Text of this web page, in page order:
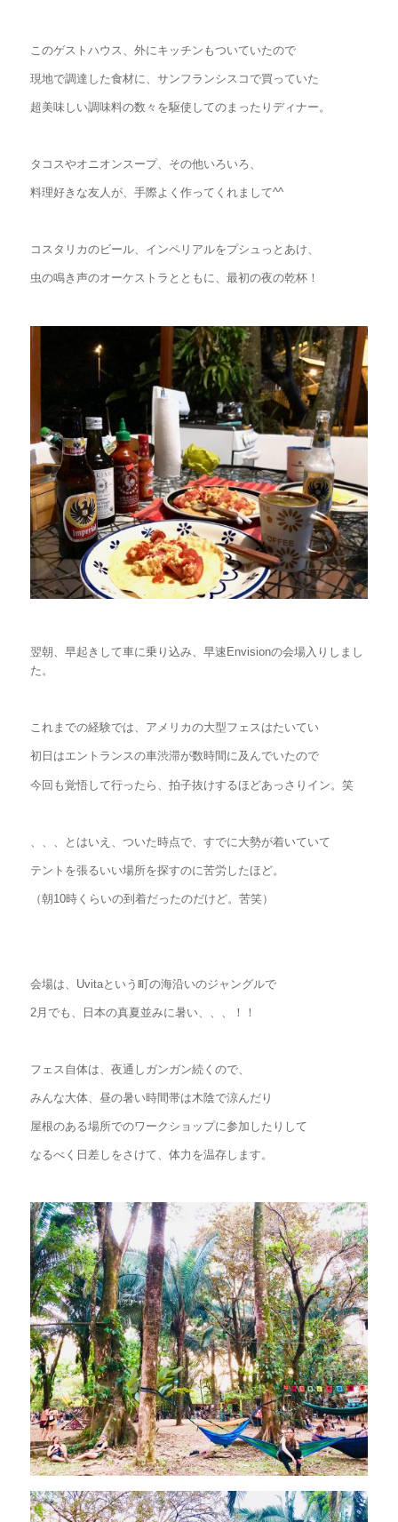
このゲストハウス、外にキッチンもついていたので
現地で調達した食材に、サンフランシスコで買っていた
超美味しい調味料の数々を駆使してのまったりディナー。
タコスやオニオンスープ、その他いろいろ、
料理好きな友人が、手際よく作ってくれまして^^
コスタリカのビール、インペリアルをプシュっとあけ、
虫の鳴き声のオーケストラとともに、最初の夜の乾杯！
翌朝、早起きして車に乗り込み、早速Envisionの会場入りしまし
た。
これまでの経験では、アメリカの大型フェスはたいてい
初日はエントランスの車渋滞が数時間に及んでいたので
今回も覚悟して行ったら、拍子抜けするほどあっさりイン。笑
、、、とはいえ、ついた時点で、すでに大勢が着いていて
テントを張るいい場所を探すのに苦労したほど。
（朝10時くらいの到着だったのだけど。苦笑）
会場は、Uvitaという町の海沿いのジャングルで
2月でも、日本の真夏並みに暑い、、、！！
フェス自体は、夜通しガンガン続くので、
みんな大体、昼の暑い時間帯は木陰で涼んだり
屋根のある場所でのワークショップに参加したりして
なるべく日差しをさけて、体力を温存します。